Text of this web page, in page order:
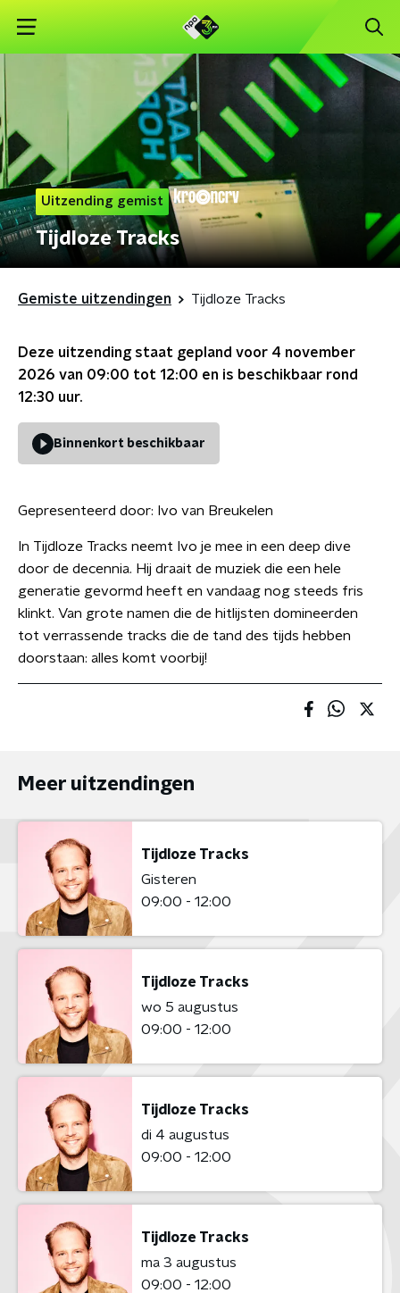
Uitzending gemist
Tijdloze Tracks
Gemiste uitzendingen Tijdloze Tracks
Deze uitzending staat gepland voor 4 november
2026 van 09:00 tot 12:00 en is beschikbaar rond
12:30 uur.
Binnenkort beschikbaar
Gepresenteerd door: Ivo van Breukelen
In Tijdloze Tracks neemt Ivo je mee in een deep dive
door de decennia. Hij draait de muziek die een hele
generatie gevormd heeft en vandaag nog steeds fris
klinkt. Van grote namen die de hitlijsten domineerden
tot verrassende tracks die de tand des tijds hebben
doorstaan: alles komt voorbij!
Meer uitzendingen
Tijdloze Tracks
Gisteren
09:00 - 12:00
Tijdloze Tracks
wo 5 augustus
09:00 - 12:00
Tijdloze Tracks
di 4 augustus
09:00 - 12:00
Tijdloze Tracks
ma 3 augustus
09:00 - 12:00